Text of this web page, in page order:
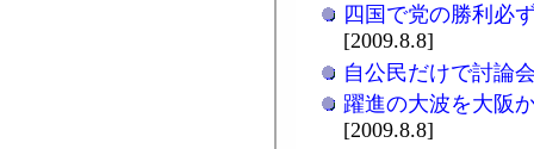
四国で党の勝利必
[2009.8.8]
自公民だけで討論
躍進の大波を大阪
[2009.8.8]